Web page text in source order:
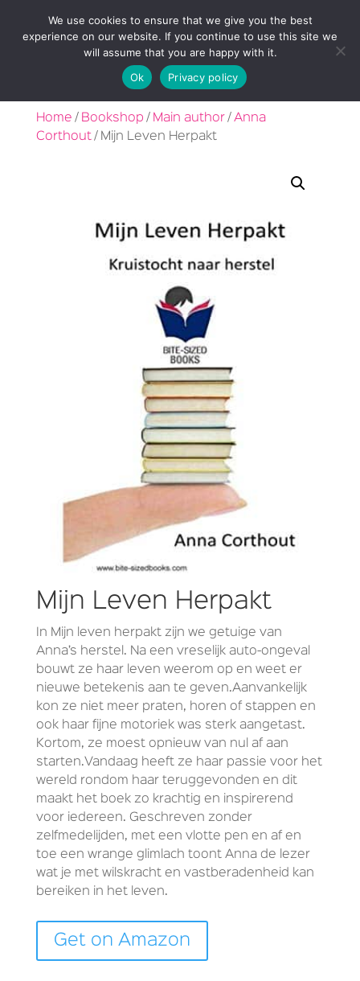
Home / Bookshop / Main author/ Anna
Corthout/ Mijn Leven Herpakt
Mijn Leven Herpakt
In Mijn leven herpakt zijn we getuige van
Anna’s herstel. Na een vreselijk auto-ongeval
bouwt ze haar leven weerom op en weet er
nieuwe betekenis aan te geven.Aanvankelijk
kon ze niet meer praten, horen of stappen en
ook haar fijne motoriek was sterk aangetast.
Kortom, ze moest opnieuw van nul af aan
starten.Vandaag heeft ze haar passie voor het
wereld rondom haar teruggevonden en dit
maakt het boek zo krachtig en inspirerend
voor iedereen. Geschreven zonder
zelfmedelijden, met een vlotte pen en af en
toe een wrange glimlach toont Anna de lezer
wat je met wilskracht en vastberadenheid kan
bereiken in het leven.
Get on Amazon
We use cookies to ensure that we give you the best
experience on our website. If you continue to use this site we
will assume that you are happy with it.
Ok
Privacy policy